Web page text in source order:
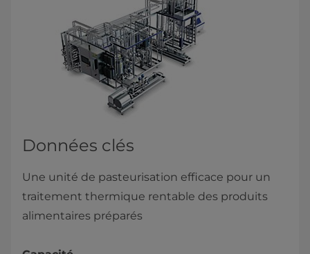
Données clés
Une unité de pasteurisation efficace pour un
traitement thermique rentable des produits
alimentaires préparés